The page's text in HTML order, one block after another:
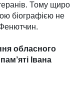
Тому щиро
біографією не
обласного
Івана